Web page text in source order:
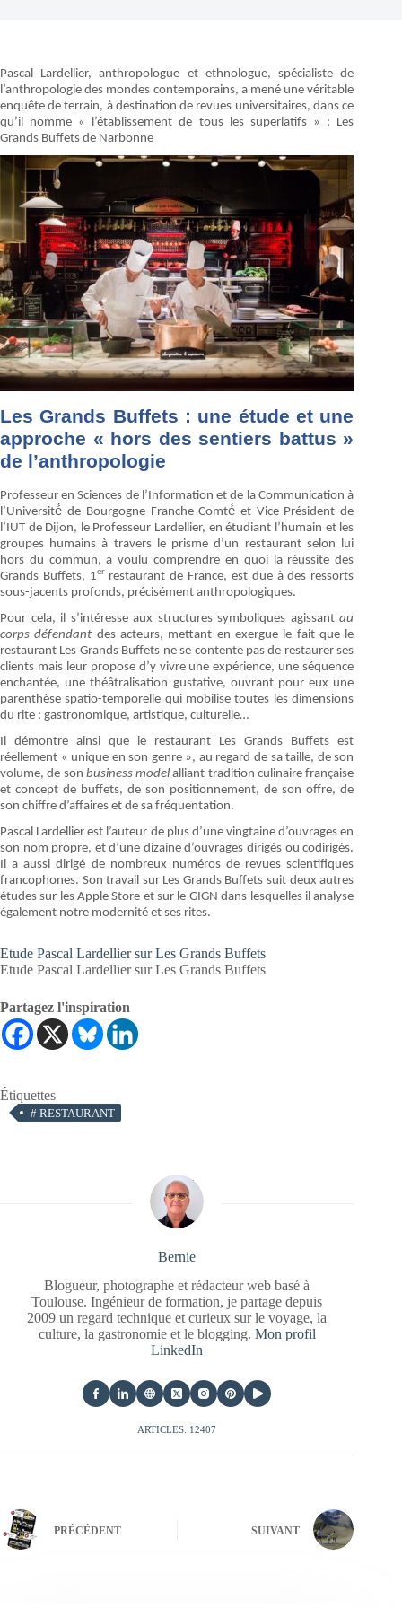
Pascal Lardellier, anthropologue et ethnologue, spécialiste de
l’anthropologie des mondes contemporains, a mené une véritable
enquête de terrain, à destination de revues universitaires, dans ce
qu’il nomme « l’établissement de tous les superlatifs » : Les
Grands Buffets de Narbonne
Les Grands Buffets : une étude et une
approche « hors des sentiers battus »
de l’anthropologie
Professeur en Sciences de l’Information et de la Communication à
l’Université́ de Bourgogne Franche-Comté́ et Vice-Président de
l’IUT de Dijon, le Professeur Lardellier, en étudiant l’humain et les
groupes humains à travers le prisme d’un restaurant selon lui
hors du commun, a voulu comprendre en quoi la réussite des
Grands Buffets, 1er restaurant de France, est due à des ressorts
sous-jacents profonds, précisément anthropologiques.
Pour cela, il s’intéresse aux structures symboliques agissantau
corps défendant des acteurs, mettant en exergue le fait que le
restaurant Les Grands Buffets ne se contente pas de restaurer ses
clients mais leur propose d’y vivre une expérience, une séquence
enchantée, une théâtralisation gustative, ouvrant pour eux une
parenthèse spatio-temporelle qui mobilise toutes les dimensions
du rite : gastronomique, artistique, culturelle…
Il démontre ainsi que le restaurant Les Grands Buffets est
réellement « unique en son genre », au regard de sa taille, de son
volume, de son business model alliant tradition culinaire française
et concept de buffets, de son positionnement, de son offre, de
son chiffre d’affaires et de sa fréquentation.
Pascal Lardellier est l’auteur de plus d’une vingtaine d’ouvrages en
son nom propre, et d’une dizaine d’ouvrages dirigés ou codirigés.
Il a aussi dirigé de nombreux numéros de revues scientifiques
francophones. Son travail sur Les Grands Buffets suit deux autres
études sur les Apple Store et sur le GIGN dans lesquelles il analyse
également notre modernité et ses rites.
Etude Pascal Lardellier sur Les Grands Buffets
Etude Pascal Lardellier sur Les Grands Buffets
Partagez l'inspiration
Étiquettes
# RESTAURANT
Bernie
Blogueur, photographe et rédacteur web basé à
Toulouse. Ingénieur de formation, je partage depuis
2009 un regard technique et curieux sur le voyage, la
culture, la gastronomie et le blogging. Mon profil
LinkedIn
ARTICLES: 12407
PRÉCÉDENT SUIVANT